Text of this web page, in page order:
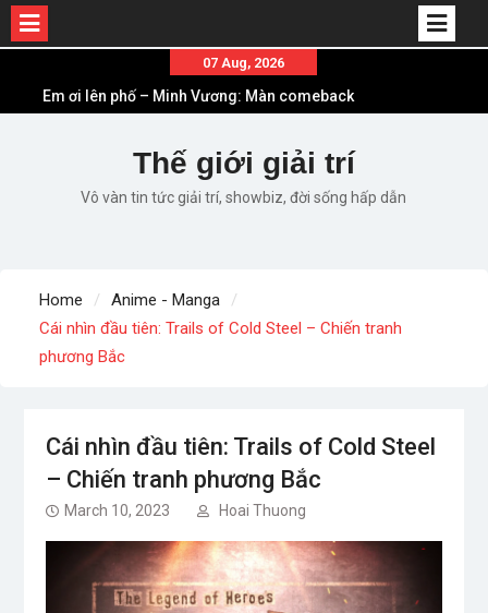
content
07 Aug, 2026
Em ơi lên phố – Minh Vương: Màn comeback
“ngoạn mục” với triệu view
nhưng vẫn ấn tượng
Lời bài hát Làm Gì Phải Hốt – Sản phẩm âm nhạc
chất lượng chuẩn chất JustaTee
xuân về
Thế giới giải trí
Vô vàn tin tức giải trí, showbiz, đời sống hấp dẫn
Home
Anime - Manga
Cái nhìn đầu tiên: Trails of Cold Steel – Chiến tranh
phương Bắc
Cái nhìn đầu tiên: Trails of Cold Steel
– Chiến tranh phương Bắc
March 10, 2023 Hoai Thuong